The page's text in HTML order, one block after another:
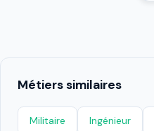
Métiers similaires
Militaire Ingénieur